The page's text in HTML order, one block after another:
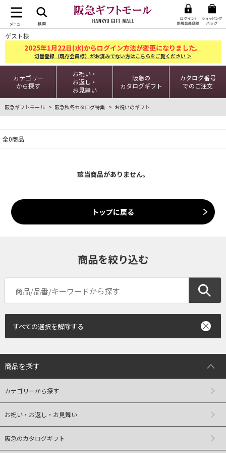
ゲスト様
2025年1月22日(水)からログイン方法が変更になりました。
切替登録（既存会員様）がお済みでない方はこちらをご覧ください ＞
カテゴリー
から探す
お祝い・
お返し・
お見舞い
阪急の
カタログギフト
カタログ番号
でのご注文
阪急ギフトモール 阪急秋冬カタログ特集 お祝いのギフト
全0商品
該当商品がありません。
トップに戻る
商品を絞り込む
すべての選択を解除する
商品を探す
カテゴリーから探す
お祝い・お返し・お見舞い
阪急のカタログギフト